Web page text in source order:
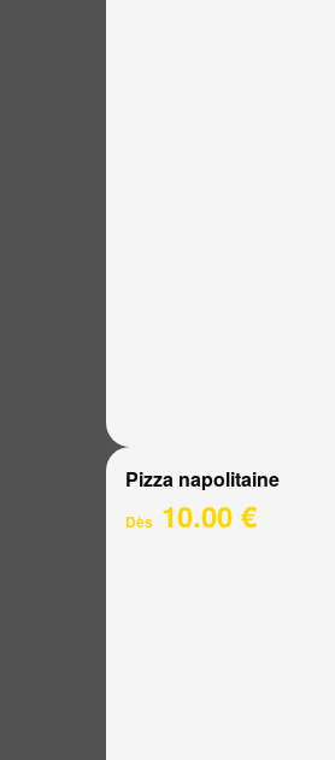
Pizza napolitaine
Dès 10.00 €